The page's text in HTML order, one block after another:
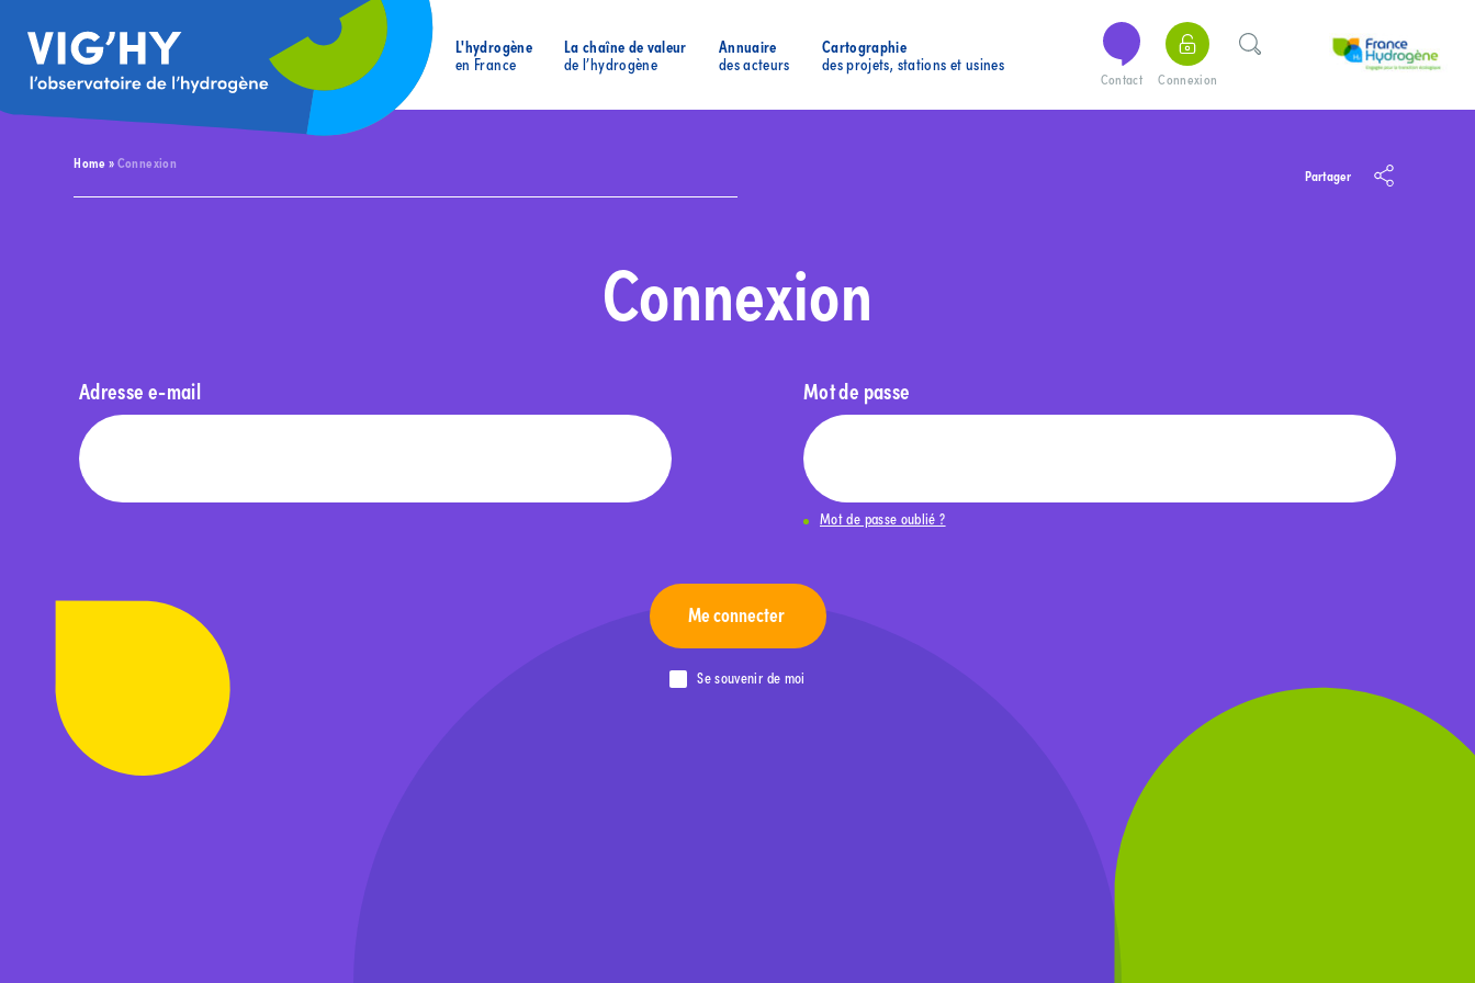
L'hydrogène
en France
La chaîne de valeur
de l’hydrogène
Annuaire
des acteurs
Cartographie
des projets, stations et usines
Contact Connexion
Home»Connexion
Partager
Connexion
Adresse e-mail Mot de passe
Mot de passe oublié ?
Me connecter
Se souvenir de moi